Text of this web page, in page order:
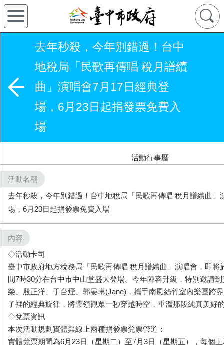
去年秒殺，今年別錯過！台中
地稅局「民歌再傳唱 稅月譜續
曲」演唱會7月17日經典登
場，6月23日起捐發票免費入
場
活動行事曆
活動名稱
去年秒殺，今年別錯過！台中地稅局「民歌再傳唱 稅月譜續曲」
場，6月23日起捐發票免費入場
內容
◇活動卡司
臺中市政府地方稅務局「民歌再傳唱 稅月譜續曲」演唱會，即將
間7時30分在台中市中山堂盛大登場。今年陣容升級，特別邀請
榮、殷正洋、于台煙、郭晏琳(Jane)，攜手南風絲竹室內樂團跨
子裡的經典旋律，將帶領觀眾一秒穿越時空，重溫那段純真美好
◇兌票資訊
本次活動規劃實體與線上兩種捐發票兌票管道：
實體兌票期間為6月23日（星期二）至7月3日（星期五），每個